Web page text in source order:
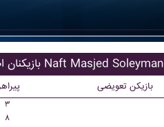
بازیکنان اصلی Naft Masjed Soleyman
بازیکن تعویضی
۳
۸